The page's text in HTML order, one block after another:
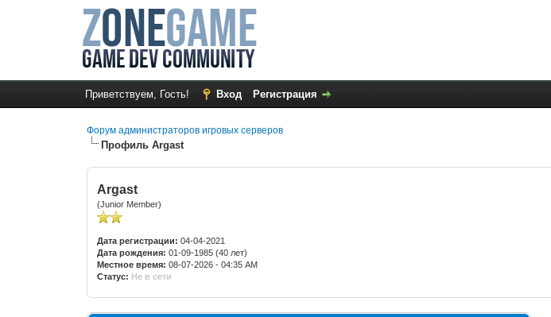
Приветствуем, Гость! Вход Регистрация
Форум администраторов игровых серверов
Профиль Argast
Argast
(Junior Member)
Дата регистрации: 04-04-2021
Дата рождения: 01-09-1985 (40 лет)
Местное время: 08-07-2026 - 04:35 AM
Статус: Не в сети